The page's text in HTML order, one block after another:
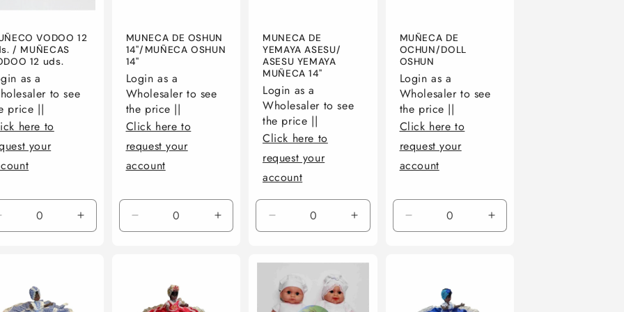
VODOO 12
/ MUÑECAS
12 uds.
as a
to see
price ||
here to
your
Reducir
Aumentar
cantidad
MUNECA DE OSHUN
14''/MUÑECA OSHUN
14''
Login as a
Wholesaler to see
the price ||
Click here to
request your
account
Reducir
cantidad
Aumentar
cantidad
MUNECA DE
YEMAYA ASESU/
ASESU YEMAYA
MUÑECA 14''
Login as a
Wholesaler to see
the price ||
Click here to
request your
account
Reducir
cantidad
Default
Title
Aumentar
cantidad
Default
MUÑECA DE
OCHUN/DOLL
OSHUN
Login as a
Wholesaler to see
the price ||
Click here to
request your
account
Reducir
cantidad
Aumentar
cantidad